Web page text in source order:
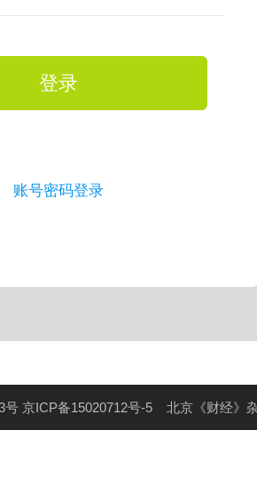
登录
账号密码登录
号京ICP备15020712号-5 北京《财经》